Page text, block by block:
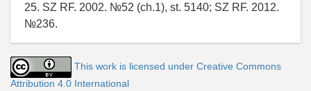
25. SZ RF. 2002. №52 (ch.1), st. 5140; SZ RF. 2012.
№236.
This work is licensed under Creative Commons
Attribution 4.0 International